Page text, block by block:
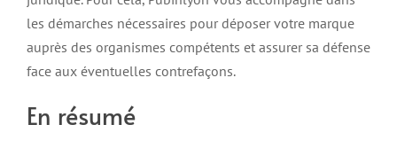
les démarches nécessaires pour déposer votre marque
auprès des organismes compétents et assurer sa défense
face aux éventuelles contrefaçons.
En résumé